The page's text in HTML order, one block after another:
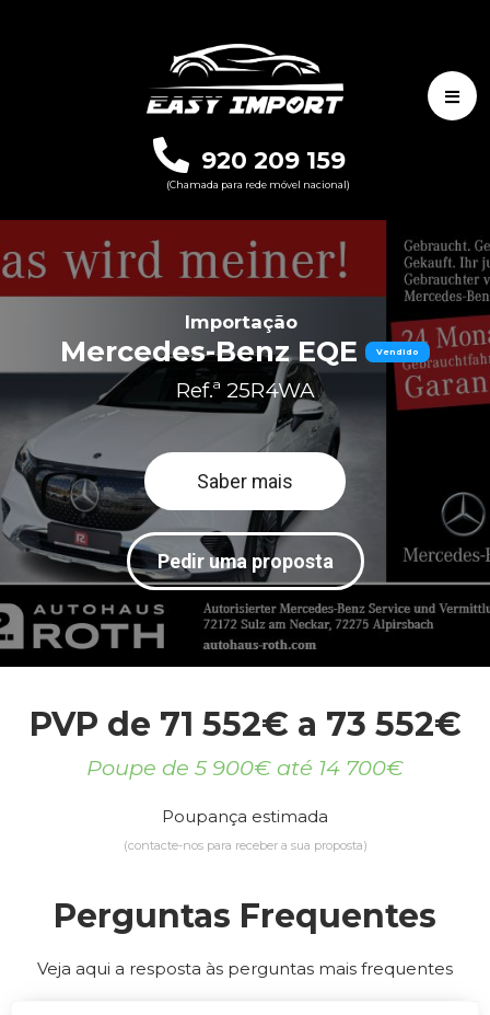
920 209 159
(Chamada para rede móvel nacional)
Importação
Mercedes-Benz EQE Vendido
Ref.ª 25R4WA
Saber mais
Pedir uma proposta
PVP de 71 552€ a 73 552€
Poupe de 5 900€ até 14 700€
Poupança estimada
(contacte-nos para receber a sua proposta)
Perguntas Frequentes
Veja aqui a resposta às perguntas mais frequentes